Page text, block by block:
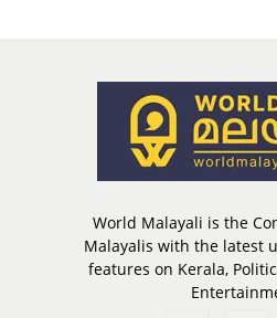
World Malayali is the
Malayalis with the latest
features on Kerala,